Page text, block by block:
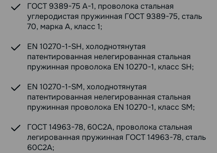
ГОСТ 9389-75 А-1, проволока стальная
углеродистая пружинная ГОСТ 9389-75, сталь
70, марка А, класс 1;
EN 10270-1-SH, холоднотянутая
патентированная нелегированная стальная
пружинная проволока EN 10270-1, класс SH;
EN 10270-1-SM, холоднотянутая
патентированная нелегированная стальная
пружинная проволока EN 10270-1, класс SM;
ГОСТ 14963-78, 60С2А, проволока стальная
легированная пружинная ГОСТ 14963-78, сталь
60С2А;